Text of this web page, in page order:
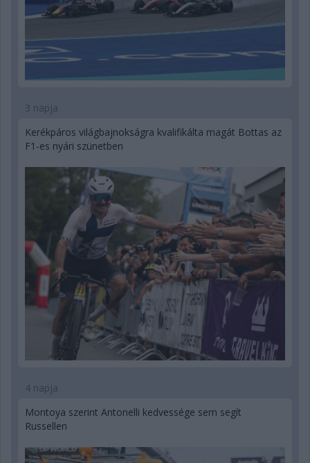
3 napja
Kerékpáros világbajnokságra kvalifikálta magát Bottas az
F1-es nyári szünetben
4 napja
Montoya szerint Antonelli kedvessége sem segít
Russellen